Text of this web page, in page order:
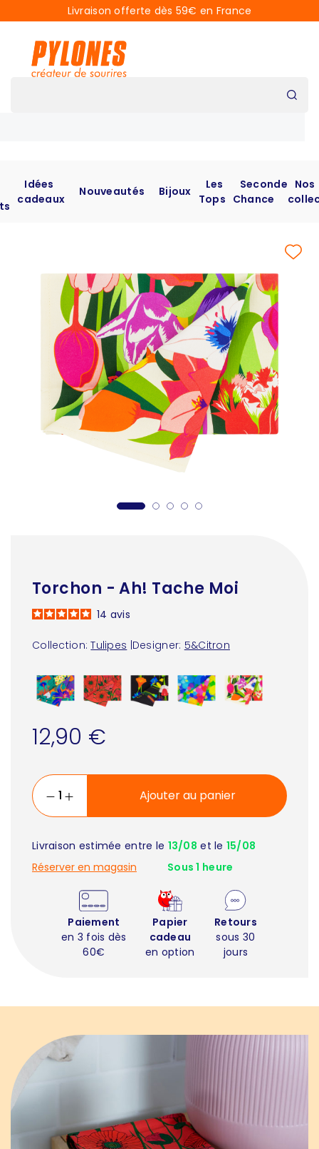
Livraison offerte dès 59€ en France
Idées
cadeaux
Nouveautés Bijoux
Les
Tops
Seconde
Chance
Nos
Torchon - Ah! Tache Moi
Collection: Tulipes Designer: 5&Citron
14 avis
12,90 €
Ajouter au panier
Livraison estimée entre le 13/08 et le 15/08
Réserver en magasin
Sous 1 heure
Paiement
en 3 fois dès
60€
Papier
cadeau
en option
Retours
sous 30
jours